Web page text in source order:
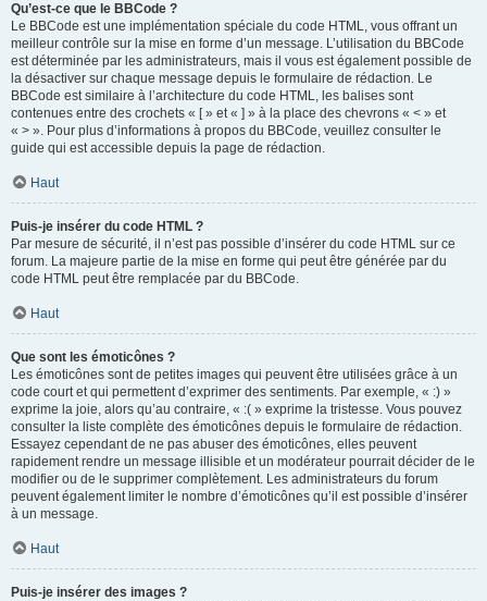
Qu’est-ce que le BBCode ?
Le BBCode est une implémentation spéciale du code HTML, vous offrant un
meilleur contrôle sur la mise en forme d’un message. L’utilisation du BBCode
est déterminée par les administrateurs, mais il vous est également possible de
la désactiver sur chaque message depuis le formulaire de rédaction. Le
BBCode est similaire à l’architecture du code HTML, les balises sont
contenues entre des crochets « [ » et « ] » à la place des chevrons « < » et
« > ». Pour plus d’informations à propos du BBCode, veuillez consulter le
guide qui est accessible depuis la page de rédaction.
Haut
Puis-je insérer du code HTML ?
Par mesure de sécurité, il n’est pas possible d’insérer du code HTML sur ce
forum. La majeure partie de la mise en forme qui peut être générée par du
code HTML peut être remplacée par du BBCode.
Haut
Que sont les émoticônes ?
Les émoticônes sont de petites images qui peuvent être utilisées grâce à un
code court et qui permettent d’exprimer des sentiments. Par exemple, « :) »
exprime la joie, alors qu’au contraire, « :( » exprime la tristesse. Vous pouvez
consulter la liste complète des émoticônes depuis le formulaire de rédaction.
Essayez cependant de ne pas abuser des émoticônes, elles peuvent
rapidement rendre un message illisible et un modérateur pourrait décider de le
modifier ou de le supprimer complètement. Les administrateurs du forum
peuvent également limiter le nombre d’émoticônes qu’il est possible d’insérer
à un message.
Haut
Puis-je insérer des images ?